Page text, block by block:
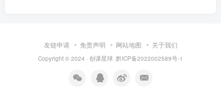
友链申请 免责声明 网站地图 关于我们
Copyright © 2024 · 创课星球 ·黔ICP备2022002589号-1